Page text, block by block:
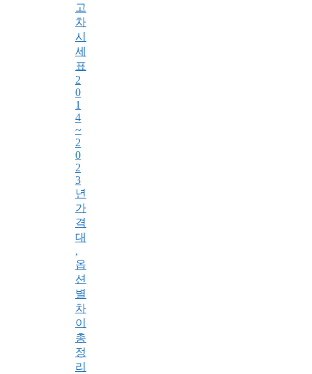
고
차
시
세
표
2
0
1
4
~
2
0
2
3
년
가
격
대
,
옵
션
별
차
이
총
정
리